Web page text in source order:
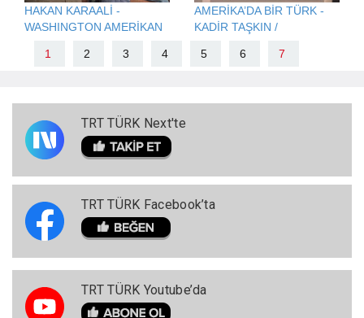
HAKAN KARAALİ -
WASHINGTON AMERİKAN
AMERİKA’DA BİR TÜRK -
KADİR TAŞKIN /
FIRIN
1 2 3 4 5 6 7
TRT TÜRK Next'te
TRT TÜRK Facebook’ta
TRT TÜRK Youtube’da